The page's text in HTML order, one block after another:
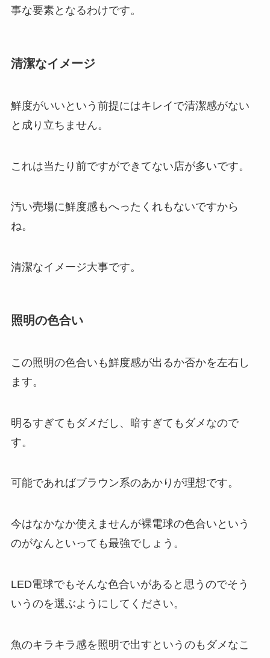
事な要素となるわけです。
清潔なイメージ
鮮度がいいという前提にはキレイで清潔感がない
と成り立ちません。
これは当たり前ですができてない店が多いです。
汚い売場に鮮度感もへったくれもないですから
ね。
清潔なイメージ大事です。
照明の色合い
この照明の色合いも鮮度感が出るか否かを左右し
ます。
明るすぎてもダメだし、暗すぎてもダメなので
す。
可能であればブラウン系のあかりが理想です。
今はなかなか使えませんが裸電球の色合いという
のがなんといっても最強でしょう。
LED電球でもそんな色合いがあると思うのでそう
いうのを選ぶようにしてください。
魚のキラキラ感を照明で出すというのもダメなこ